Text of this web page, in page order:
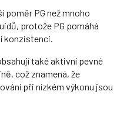
poměr PG než mnoho
protože PG pomáhá
konzistenci.
také aktivní pevné
což znamená, že
při nízkém výkonu jsou